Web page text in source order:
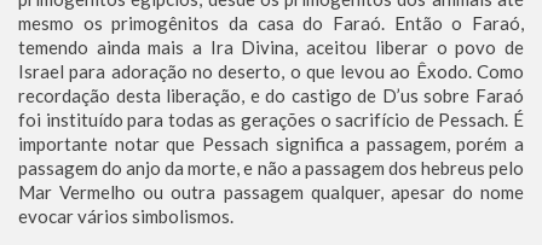
mesmo os primogênitos da casa do Faraó. Então o Faraó,
temendo ainda mais a Ira Divina, aceitou liberar o povo de
Israel para adoração no deserto, o que levou ao Êxodo. Como
recordação desta liberação, e do castigo de D’us sobre Faraó
foi instituído para todas as gerações o sacrifício de Pessach. É
importante notar que Pessach significa a passagem, porém a
passagem do anjo da morte, e não a passagem dos hebreus pelo
Mar Vermelho ou outra passagem qualquer, apesar do nome
evocar vários simbolismos.